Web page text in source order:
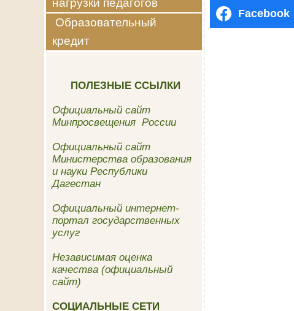
нагрузки педагогов
Образовательный
кредит
ПОЛЕЗНЫЕ ССЫЛКИ
Официальный сайт
Минпросвещения России
Официальный сайт
Министерства образования
и науки Республики
Дагестан
Официальный интернет-
портал государственных
услуг
Независимая оценка
качества (официальный
сайт)
СОЦИАЛЬНЫЕ СЕТИ
Facebook